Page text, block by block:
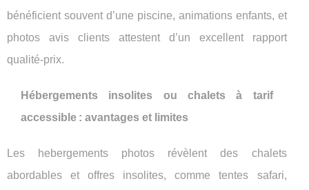
bénéficient souvent d’une piscine, animations enfants, et
photos avis clients attestent d’un excellent rapport
qualité-prix.
Hébergements insolites ou chalets à tarif
accessible : avantages et limites
Les hebergements photos révèlent des chalets
abordables et offres insolites, comme tentes safari,